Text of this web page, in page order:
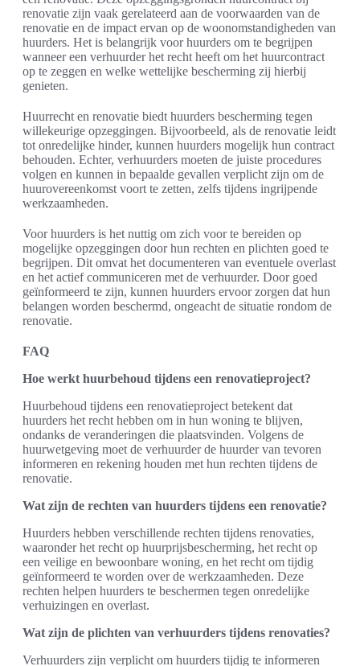
renovatie zijn vaak gerelateerd aan de voorwaarden van de
renovatie en de impact ervan op de woonomstandigheden van
huurders. Het is belangrijk voor huurders om te begrijpen
wanneer een verhuurder het recht heeft om het huurcontract
op te zeggen en welke wettelijke bescherming zij hierbij
genieten.
Huurrecht en renovatie biedt huurders bescherming tegen
willekeurige opzeggingen. Bijvoorbeeld, als de renovatie leidt
tot onredelijke hinder, kunnen huurders mogelijk hun contract
behouden. Echter, verhuurders moeten de juiste procedures
volgen en kunnen in bepaalde gevallen verplicht zijn om de
huurovereenkomst voort te zetten, zelfs tijdens ingrijpende
werkzaamheden.
Voor huurders is het nuttig om zich voor te bereiden op
mogelijke opzeggingen door hun rechten en plichten goed te
begrijpen. Dit omvat het documenteren van eventuele overlast
en het actief communiceren met de verhuurder. Door goed
geïnformeerd te zijn, kunnen huurders ervoor zorgen dat hun
belangen worden beschermd, ongeacht de situatie rondom de
renovatie.
FAQ
Hoe werkt huurbehoud tijdens een renovatieproject?
Huurbehoud tijdens een renovatieproject betekent dat
huurders het recht hebben om in hun woning te blijven,
ondanks de veranderingen die plaatsvinden. Volgens de
huurwetgeving moet de verhuurder de huurder van tevoren
informeren en rekening houden met hun rechten tijdens de
renovatie.
Wat zijn de rechten van huurders tijdens een renovatie?
Huurders hebben verschillende rechten tijdens renovaties,
waaronder het recht op huurprijsbescherming, het recht op
een veilige en bewoonbare woning, en het recht om tijdig
geïnformeerd te worden over de werkzaamheden. Deze
rechten helpen huurders te beschermen tegen onredelijke
verhuizingen en overlast.
Wat zijn de plichten van verhuurders tijdens renovaties?
Verhuurders zijn verplicht om huurders tijdig te informeren